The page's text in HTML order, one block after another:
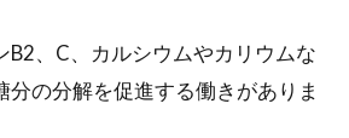
B2、C、カルシウムやカリウムな
分の分解を促進する働きがありま